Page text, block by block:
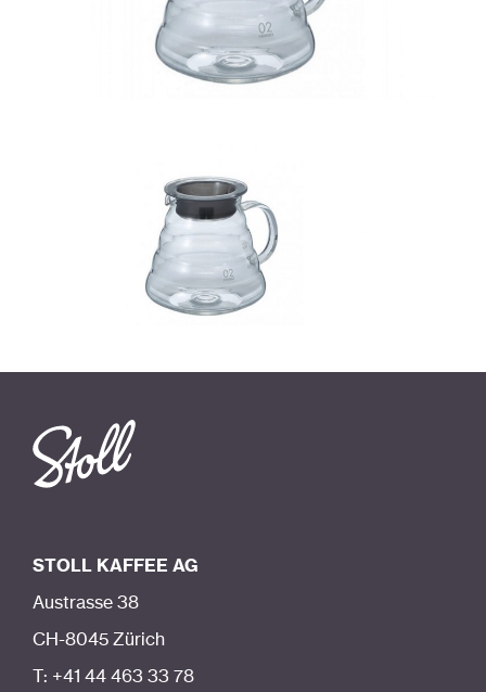
STOLL KAFFEE AG
Austrasse 38
CH-8045 Zürich
T: +41 44 463 33 78